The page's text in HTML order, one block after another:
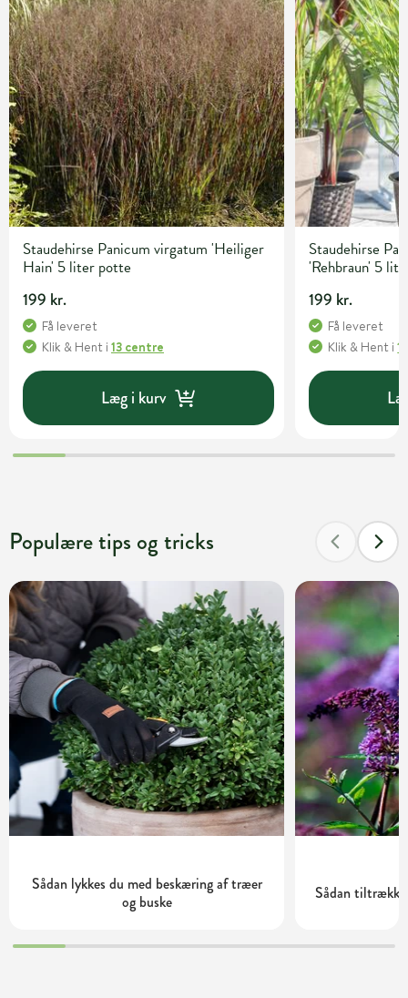
Staudehirse Panicum virgatum 'Heiliger
Hain' 5 liter potte
199 kr.
Få leveret
Klik & Hent i 13 centre
Læg i kurv
Staudehirse
'Rehbraun' 5
199 kr.
Få leveret
Klik & Hent i
Populære tips og tricks
Sådan lykkes du med beskæring af træer
og buske
Sådan